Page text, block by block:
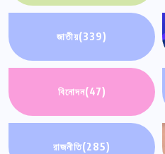
জাতীয়(339)
বিনোদন(47)
রাজনীতি(285)